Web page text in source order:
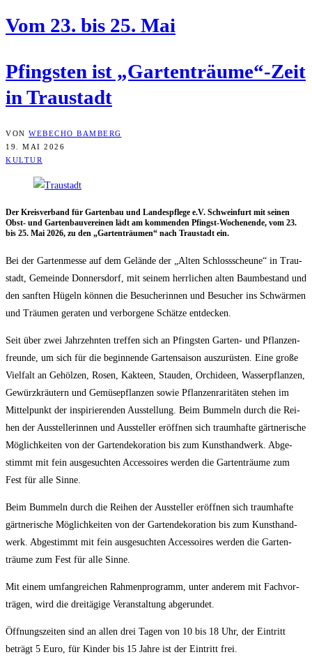
Vom 23. bis 25. Mai
Pfings­ten ist „Gartenträume“-Zeit
in Traustadt
VON WEBECHO BAMBERG
19. MAI 2026
KULTUR
Der Kreis­ver­band für Gar­ten­bau und Lan­des­pfle­ge e.V. Schwein­furt mit sei­nen
Obst- und Gar­ten­bau­ver­ei­nen lädt am kom­men­den Pfingst-Wochen­en­de, vom 23.
bis 25. Mai 2026, zu den „Gar­ten­träu­men“ nach Trau­stadt ein.
Bei der Gar­ten­mes­se auf dem Gelän­de der „Alten Schloss­scheu­ne“ in Trau­
stadt, Gemein­de Don­ners­dorf, mit sei­nem herr­li­chen alten Baum­be­stand und
den sanf­ten Hügeln kön­nen die Besu­che­rin­nen und Besu­cher ins Schwär­men
und Träu­men gera­ten und ver­bor­ge­ne Schät­ze entdecken.
Seit über zwei Jahr­zehn­ten tref­fen sich an Pfings­ten Gar­ten- und Pflan­zen­
freun­de, um sich für die begin­nen­de Gar­ten­sai­son aus­zu­rüs­ten. Eine gro­ße
Viel­falt an Gehöl­zen, Rosen, Kak­teen, Stau­den, Orchi­deen, Was­ser­pflan­zen,
Gewürz­kräu­tern und Gemü­se­pflan­zen sowie Pflan­zen­ra­ri­tä­ten ste­hen im
Mit­tel­punkt der inspi­rie­ren­den Aus­stel­lung. Beim Bum­meln durch die Rei­
hen der Aus­stel­le­rin­nen und Aus­stel­ler eröff­nen sich traum­haf­te gärt­ne­ri­sche
Mög­lich­kei­ten von der Gar­ten­de­ko­ra­ti­on bis zum Kunst­hand­werk. Abge­
stimmt mit fein aus­ge­such­ten Acces­soires wer­den die Gar­ten­träu­me zum
Fest für alle Sinne.
Beim Bum­meln durch die Rei­hen der Aus­stel­ler eröff­nen sich traum­haf­te
gärt­ne­ri­sche Mög­lich­kei­ten von der Gar­ten­de­ko­ra­ti­on bis zum Kunst­hand­
werk. Abge­stimmt mit fein aus­ge­such­ten Acces­soires wer­den die Gar­ten­
träu­me zum Fest für alle Sinne.
Mit einem umfang­rei­chen Rah­men­pro­gramm, unter ande­rem mit Fach­vor­
trä­gen, wird die drei­tä­gi­ge Ver­an­stal­tung abgerundet.
Öff­nungs­zei­ten sind an allen drei Tagen von 10 bis 18 Uhr, der Ein­tritt
beträgt 5 Euro, für Kin­der bis 15 Jah­re ist der Ein­tritt frei.